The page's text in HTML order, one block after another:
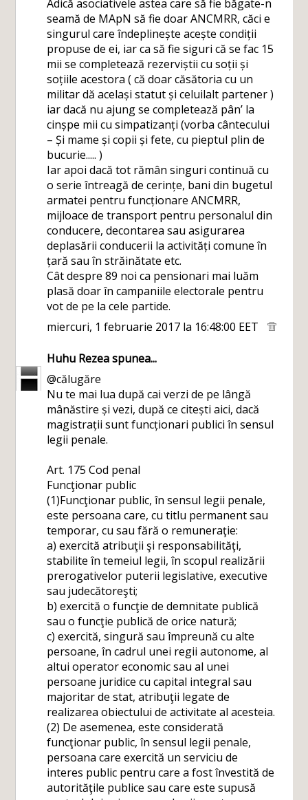
Adică asociativele astea care să fie băgate-n
seamă de MApN să fie doar ANCMRR, căci e
singurul care îndeplinește acește condiții
propuse de ei, iar ca să fie siguri că se fac 15
mii se completează rezerviștii cu soții și
soțiile acestora ( că doar căsătoria cu un
militar dă același statut și celuilalt partener )
iar dacă nu ajung se completează pân’ la
cinșpe mii cu simpatizanți (vorba cântecului
– Și mame și copii și fete, cu pieptul plin de
bucurie..... )
Iar apoi dacă tot rămân singuri continuă cu
o serie întreagă de cerințe, bani din bugetul
armatei pentru funcționare ANCMRR,
mijloace de transport pentru personalul din
conducere, decontarea sau asigurarea
deplasării conducerii la activități comune în
țară sau în străinătate etc.
Cât despre 89 noi ca pensionari mai luăm
plasă doar în campaniile electorale pentru
vot de pe la cele partide.
miercuri, 1 februarie 2017 la 16:48:00 EET
Huhu Rezeaspunea...
@călugăre
Nu te mai lua după cai verzi de pe lângă
mânăstire și vezi, după ce citești aici, dacă
magistrații sunt funcționari publici în sensul
legii penale.
Art. 175 Cod penal
Funcţionar public
(1)Funcţionar public, în sensul legii penale,
este persoana care, cu titlu permanent sau
temporar, cu sau fără o remuneraţie:
a) exercită atribuţii şi responsabilităţi,
stabilite în temeiul legii, în scopul realizării
prerogativelor puterii legislative, executive
sau judecătoreşti;
b) exercită o funcţie de demnitate publică
sau o funcţie publică de orice natură;
c) exercită, singură sau împreună cu alte
persoane, în cadrul unei regii autonome, al
altui operator economic sau al unei
persoane juridice cu capital integral sau
majoritar de stat, atribuţii legate de
realizarea obiectului de activitate al acesteia.
(2) De asemenea, este considerată
funcţionar public, în sensul legii penale,
persoana care exercită un serviciu de
interes public pentru care a fost învestită de
autorităţile publice sau care este supusă